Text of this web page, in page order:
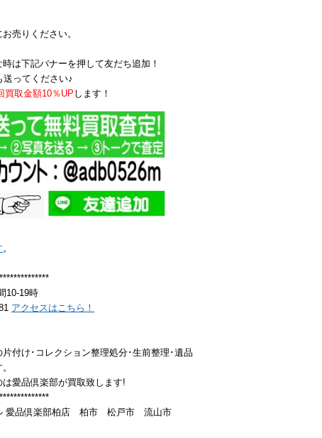
売りください。
は下記バナーを押して友だち追加！
送ってください♪
買取金額10％UP します！
。
10-19時
アクセスはこちら！
付け･コレクション整理処分･生前整理･遺品
愛品倶楽部が買取致します!
ル 愛品倶楽部柏店 柏市 松戸市 流山市